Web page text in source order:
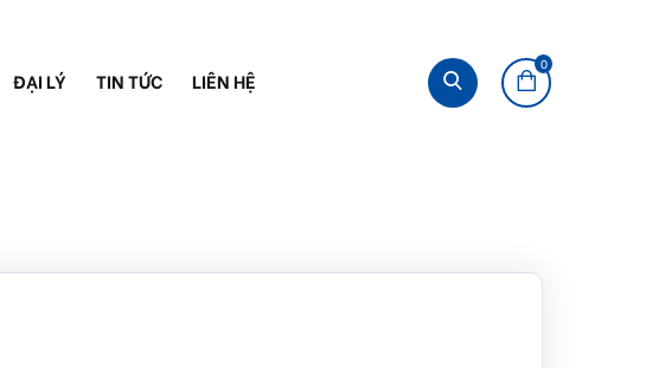
ĐẠI LÝ TIN TỨC LIÊN HỆ
0